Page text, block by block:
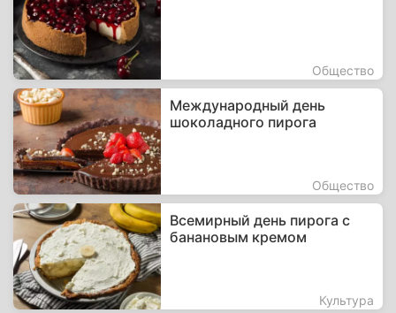
Общество
Международный день
шоколадного пирога
Общество
Всемирный день пирога с
банановым кремом
Культура